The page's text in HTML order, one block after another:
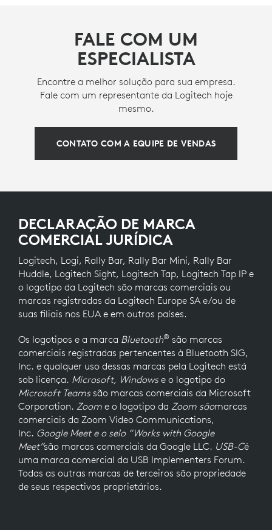
FALE COM UM
ESPECIALISTA
Encontre a melhor solução para sua empresa.
Fale com um representante da Logitech hoje
mesmo.
CONTATO COM A EQUIPE DE VENDAS
DECLARAÇÃO DE MARCA
COMERCIAL JURÍDICA
Logitech, Logi, Rally Bar, Rally Bar Mini, Rally Bar
Huddle, Logitech Sight, Logitech Tap, Logitech Tap IP e
o logotipo da Logitech são marcas comerciais ou
marcas registradas da Logitech Europe SA e/ou de
suas filiais nos EUA e em outros países.
Os logotipos e a marca Bluetooth® são marcas
comerciais registradas pertencentes à Bluetooth SIG,
Inc. e qualquer uso dessas marcas pela Logitech está
sob licença. Microsoft, Windowse o logotipo do
Microsoft Teams são marcas comerciais da Microsoft
Corporation. Zoom e o logotipo da Zoom sãomarcas
comerciais da Zoom Video Communications,
Inc. Google Meet e o selo “Works with Google
Meet”são marcas comerciais da Google LLC. USB-Cé
uma marca comercial da USB Implementers Forum.
Todas as outras marcas de terceiros são propriedade
de seus respectivos proprietários.